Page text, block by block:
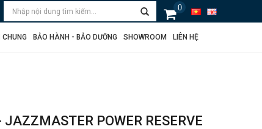
0
BẢO HÀNH - BẢO DƯỠNG SHOWROOM LIÊN HỆ
POWER RESERVE